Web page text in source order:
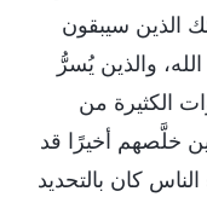
الذين سيبقون
والذين يُسرُّ
الكثيرة من
خلَّصهم أخيرًا قد
كان بالتحديد